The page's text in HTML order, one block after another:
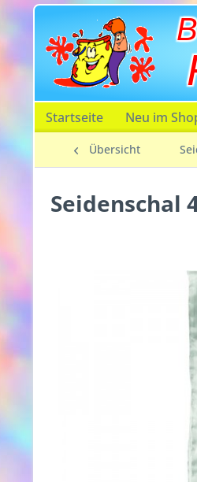
Startseite Neu im
Übersicht
Seidenschal